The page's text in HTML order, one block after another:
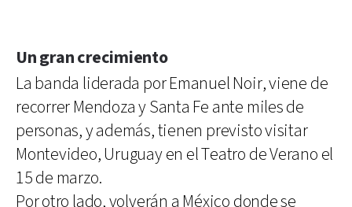
Un gran crecimiento
La banda liderada por Emanuel Noir, viene de
recorrer Mendoza y Santa Fe ante miles de
personas, y además, tienen previsto visitar
Montevideo, Uruguay en el Teatro de Verano el
15 de marzo.
Por otro lado, volverán a México donde se